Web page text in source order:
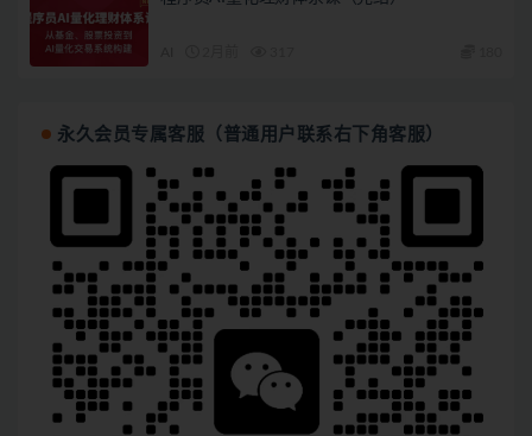
永久会员专属客服（普通用户联系右下角客服）